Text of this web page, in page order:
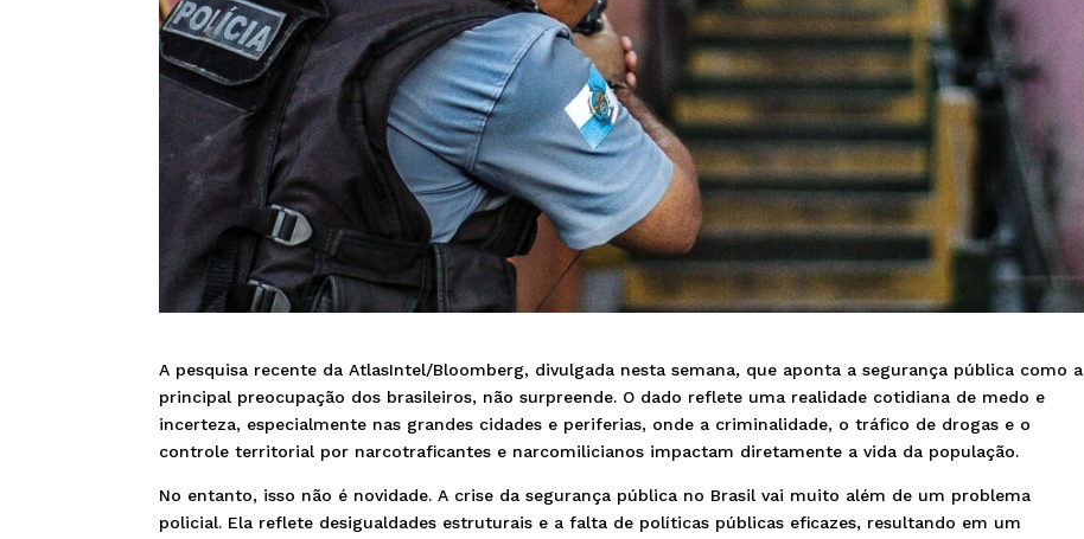
A pesquisa recente da AtlasIntel/Bloomberg, divulgada nesta semana, que aponta a segurança pública como a
principal preocupação dos brasileiros, não surpreende. O dado reflete uma realidade cotidiana de medo e
incerteza, especialmente nas grandes cidades e periferias, onde a criminalidade, o tráfico de drogas e o
controle territorial por narcotraficantes e narcomilicianos impactam diretamente a vida da população.
No entanto, isso não é novidade. A crise da segurança pública no Brasil vai muito além de um problema
policial. Ela reflete desigualdades estruturais e a falta de políticas públicas eficazes, resultando em um